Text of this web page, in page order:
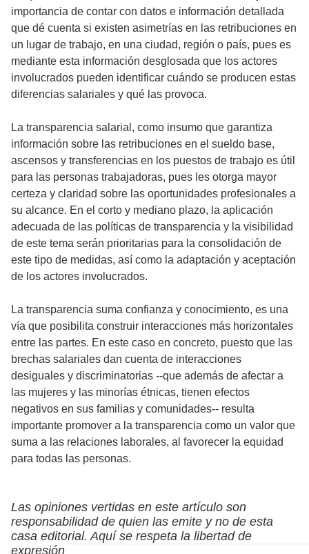
importancia de contar con datos e información detallada
que dé cuenta si existen asimetrías en las retribuciones en
un lugar de trabajo, en una ciudad, región o país, pues es
mediante esta información desglosada que los actores
involucrados pueden identificar cuándo se producen estas
diferencias salariales y qué las provoca.
La transparencia salarial, como insumo que garantiza
información sobre las retribuciones en el sueldo base,
ascensos y transferencias en los puestos de trabajo es útil
para las personas trabajadoras, pues les otorga mayor
certeza y claridad sobre las oportunidades profesionales a
su alcance. En el corto y mediano plazo, la aplicación
adecuada de las políticas de transparencia y la visibilidad
de este tema serán prioritarias para la consolidación de
este tipo de medidas, así como la adaptación y aceptación
de los actores involucrados.
La transparencia suma confianza y conocimiento, es una
vía que posibilita construir interacciones más horizontales
entre las partes. En este caso en concreto, puesto que las
brechas salariales dan cuenta de interacciones
desiguales y discriminatorias --que además de afectar a
las mujeres y las minorías étnicas, tienen efectos
negativos en sus familias y comunidades-- resulta
importante promover a la transparencia como un valor que
suma a las relaciones laborales, al favorecer la equidad
para todas las personas.
Las opiniones vertidas en este artículo son
responsabilidad de quien las emite y no de esta
casa editorial. Aquí se respeta la libertad de
expresión